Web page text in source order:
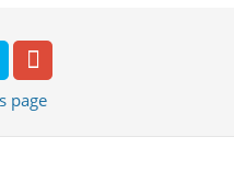
page